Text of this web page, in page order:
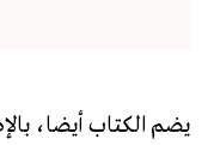
يضم الكتاب أيضا،